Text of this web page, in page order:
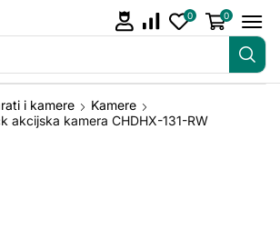
0 0
i kamere
Kamere
akcijska kamera CHDHX-131-RW